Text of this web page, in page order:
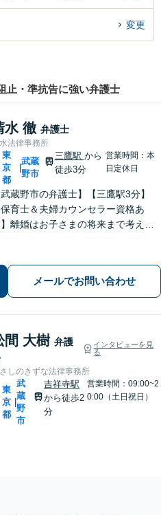
変更
止・準抗告に強い弁護士
水 徹 弁護士
法律事務所
東
京
都
武蔵
野市
三鷹駅 から
徒歩3分
営業時間：本
日定休日
武蔵野市の弁護士】【三鷹駅3分】
保育士＆夫婦カウンセラー資格あ
】離婚はお子さまの将来まで考えた
引き受けております」【平日夜間相
メールでお問い合わせ
間 大樹 弁護
インタビューを見
る
しのきずな法律事務所
東
京
都
|
武
蔵
野
市
吉祥寺駅
から徒歩2
分
営業時間：09:00~2
0:00（土日祝日）